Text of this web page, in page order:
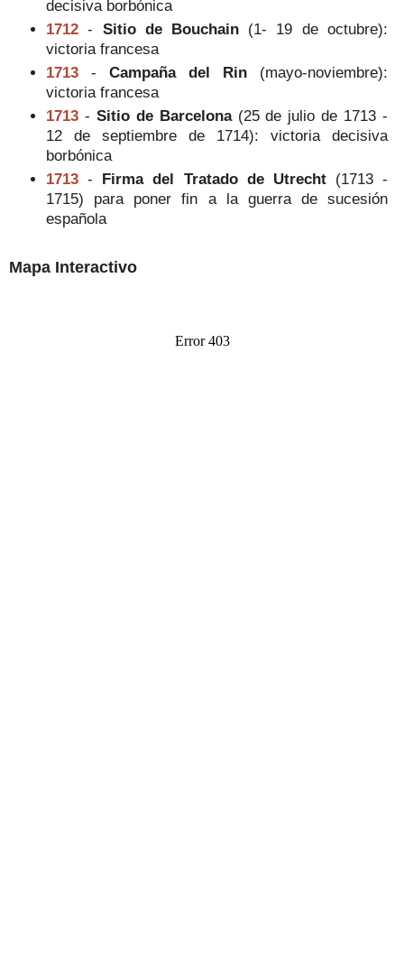
decisiva borbónica
1712 - Sitio de Bouchain (1- 19 de octubre):
victoria francesa
1713 -Campaña del Rin (mayo-noviembre):
victoria francesa
1713 - Sitio de Barcelona(25 de julio de 1713 -
12 de septiembre de 1714): victoria decisiva
borbónica
1713 - Firma del Tratado de Utrecht(1713 -
1715) para poner fin a la guerra de sucesión
española
Mapa Interactivo